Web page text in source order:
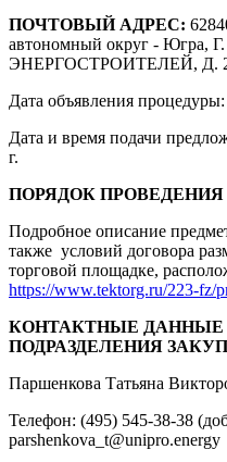
ПОЧТОВЫЙ АДРЕС:
автономный округ - Югра,
ЭНЕРГОСТРОИТЕЛЕЙ, Д.
Дата объявления
Дата и время подачи
г.
ПОРЯДОК
Подробное описание
также условий договора
торговой площадке,
https://www.tektorg.ru/223-fz/
КОНТАКТНЫЕ ДАННЫЕ
ПОДРАЗДЕЛЕНИЯ
Паршенкова Татьяна
Телефон: (495) 545-38-38
parshenkova_t@unipro.energy